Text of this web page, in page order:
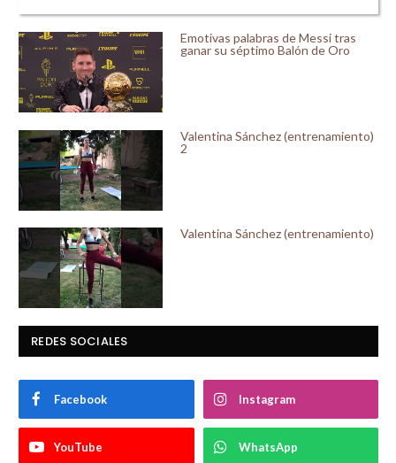
Emotivas palabras de Messi tras
ganar su séptimo Balón de Oro
Valentina Sánchez (entrenamiento)
2
Valentina Sánchez (entrenamiento)
REDES SOCIALES
Facebook Instagram
YouTube WhatsApp